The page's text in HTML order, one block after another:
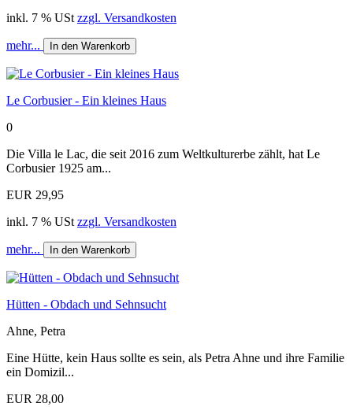
inkl. 7 % USt zzgl. Versandkosten
mehr... In den Warenkorb
Le Corbusier - Ein kleines Haus
0
Die Villa le Lac, die seit 2016 zum Weltkulturerbe zählt, hat Le
Corbusier 1925 am...
EUR 29,95
inkl. 7 % USt zzgl. Versandkosten
mehr... In den Warenkorb
Hütten - Obdach und Sehnsucht
Ahne, Petra
Eine Hütte, kein Haus sollte es sein, als Petra Ahne und ihre Familie
ein Domizil...
EUR 28,00